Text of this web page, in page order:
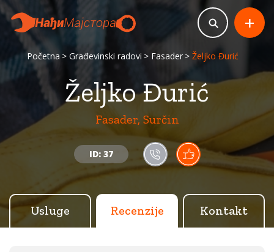
Početna Građevinski radovi Fasader Željko Đurić
Željko Đurić
Fasader, Surčin
ID: 37
+
Usluge Recenzije Kontakt